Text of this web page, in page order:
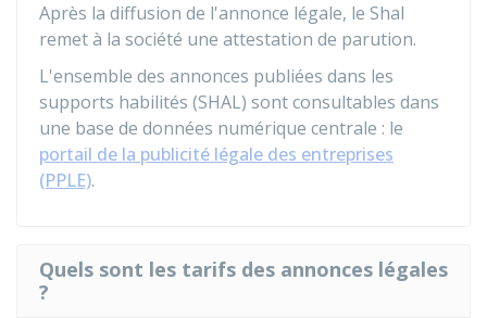
Après la diffusion de l'annonce légale, le Shal
remet à la société une attestation de parution.
L'ensemble des annonces publiées dans les
supports habilités (SHAL) sont consultables dans
une base de données numérique centrale : le
portail de la publicité légale des entreprises
(PPLE).
Quels sont les tarifs des annonces légales
?